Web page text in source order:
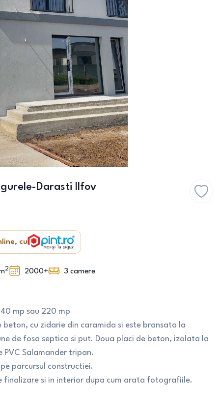
Darasti Ilfov
cu
2 2000+ 3 camere
mp sau 220 mp
cu zidarie din caramida si este bransata la
de fosa septica si put. Doua placi de beton, izolata la
PVC Salamander tripan.
parcursul constructiei.
finalizare si in interior dupa cum arata fotografiile.